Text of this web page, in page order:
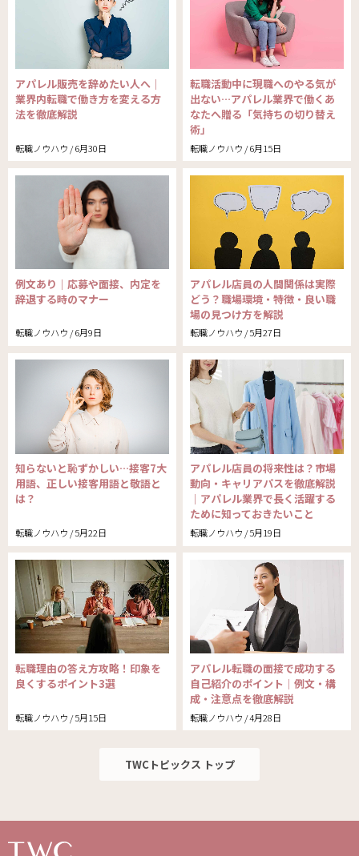
転職ノウハウ / 6月30日
アパレル販売を辞めたい人へ｜
業界内転職で働き方を変える方
法を徹底解説
転職ノウハウ / 6月15日
転職活動中に現職へのやる気が
出ない…アパレル業界で働くあ
なたへ贈る「気持ちの切り替え
術」
転職ノウハウ / 6月9日
例文あり｜応募や面接、内定を
辞退する時のマナー
転職ノウハウ / 5月27日
アパレル店員の人間関係は実際
どう？職場環境・特徴・良い職
場の見つけ方を解説
転職ノウハウ / 5月22日
知らないと恥ずかしい…接客7大
用語、正しい接客用語と敬語と
は？
転職ノウハウ / 5月19日
アパレル店員の将来性は？市場
動向・キャリアパスを徹底解説
｜アパレル業界で長く活躍する
ために知っておきたいこと
転職ノウハウ / 5月15日
転職理由の答え方攻略！印象を
良くするポイント3選
転職ノウハウ / 4月28日
アパレル転職の面接で成功する
自己紹介のポイント｜例文・構
成・注意点を徹底解説
TWCトピックス トップ